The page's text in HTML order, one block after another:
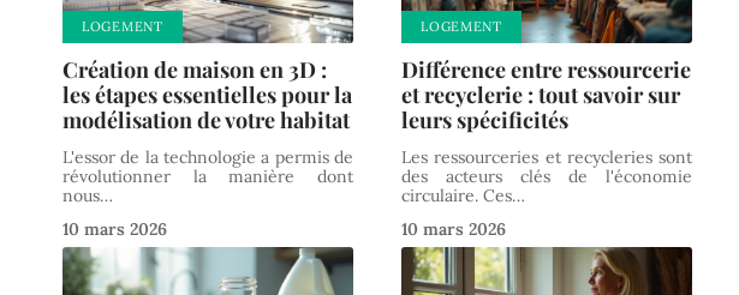
LOGEMENT
Création de maison en 3D :
les étapes essentielles pour la
modélisation de votre habitat
L'essor de la technologie a permis de
révolutionner la manière dont
nous…
10 mars 2026
LOGEMENT
Différence entre ressourcerie
et recyclerie : tout savoir sur
leurs spécificités
Les ressourceries et recycleries sont
des acteurs clés de l'économie
circulaire. Ces…
10 mars 2026